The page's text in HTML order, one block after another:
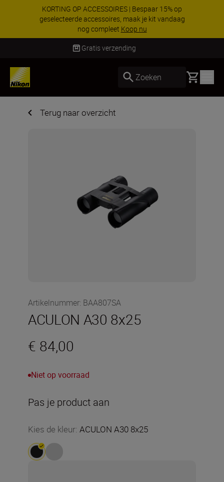
KORTING OP ACCESSOIRES | Bespaar 15% op
geselecteerde accessoires, maak je kit vandaag
nog compleet Koop nu
Levering binnen 2-3 werkdagen
Zoeken Basket
Terug naar overzicht
Artikelnummer: BAA807SA
ACULON A30 8x25
€ 84,00
Niet op voorraad
Pas je product aan
Kies de kleur: ACULON A30 8x25